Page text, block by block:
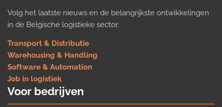
Volg het laatste nieuws en de belangrijkste ontwikkelingen
in de Belgische logistieke sector.
Transport & Distributie
Warehousing & Handling
Software & Automation
Job in logistiek
Voor bedrijven